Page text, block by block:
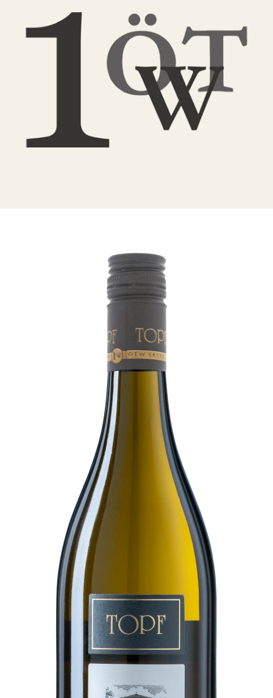
Erste Lagen
Schaumweine
Säfte & Spirituosen
Service
Online Shop
Datenschutz
Kontakt